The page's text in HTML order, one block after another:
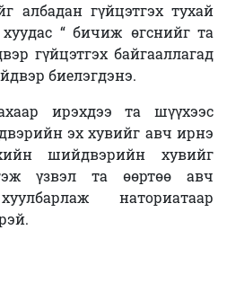
албадан гүйцэтгэх тухай
“ бичиж өгснийг та
гүйцэтгэх байгааллагад
биелэгдэнэ.
ирэхдээ та шүүхээс
эх хувийг авч ирнэ
шийдвэрийн хувийг
үзвэл та өөртөө авч
наториатаар